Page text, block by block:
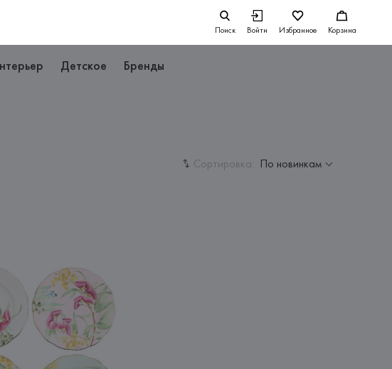
Поиск Войти Избранное Корзина
Детское Бренды
Сортировка: По новинкам